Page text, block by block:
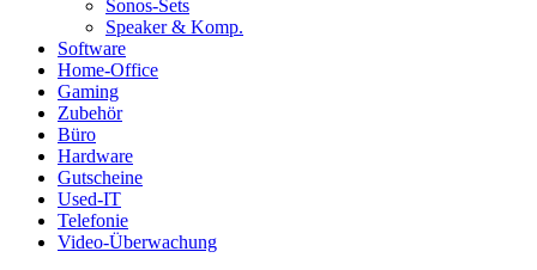
Sonos-Sets
Speaker & Komp.
Software
Home-Office
Gaming
Zubehör
Büro
Hardware
Gutscheine
Used-IT
Telefonie
Video-Überwachung